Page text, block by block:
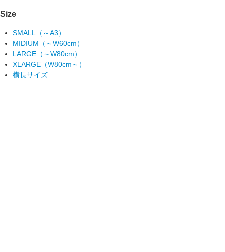
Size
SMALL（～A3）
MIDIUM（～W60cm）
LARGE（～W80cm）
XLARGE（W80cm～）
横長サイズ